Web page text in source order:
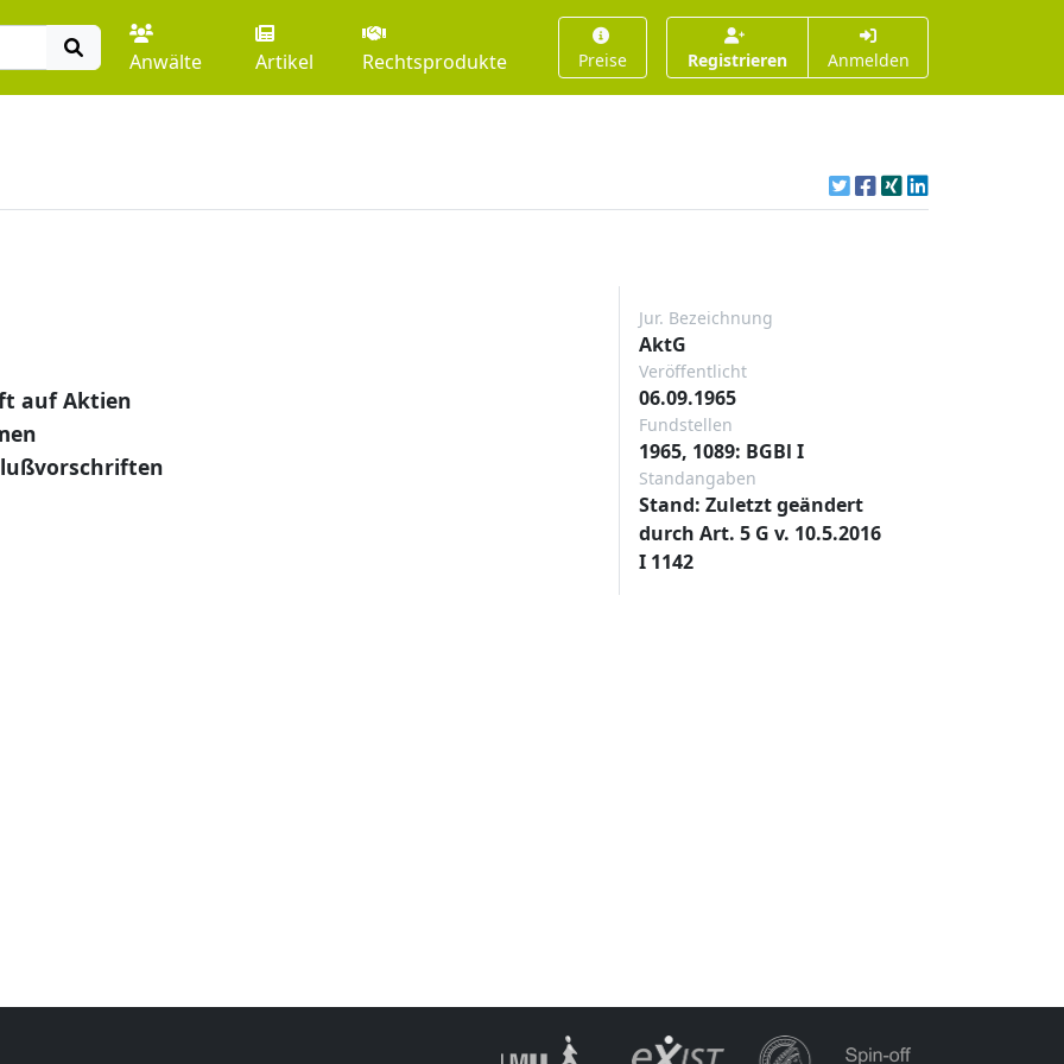
Anwälte Artikel Rechtsprodukte Preise Registrieren Anmelden
auf Aktien
Jur. Bezeichnung
AktG
Veröffentlicht
06.09.1965
Fundstellen
1965, 1089: BGBl I
Standangaben
Stand: Zuletzt geändert
durch Art. 5 G v. 10.5.2016
I 1142